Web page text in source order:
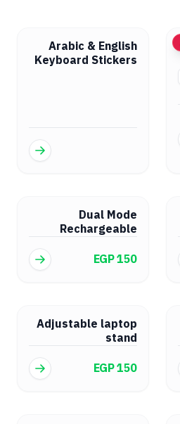
Arabic & English
Keyboard Stickers
Dual Mode
Rechargeable
Mouse
EGP 150
Adjustable laptop
stand
EGP 150